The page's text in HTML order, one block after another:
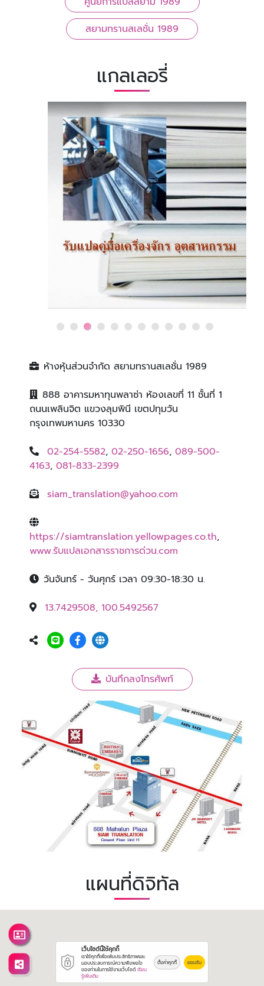
สยามทรานสเลชั่น 1989
แกลเลอรี่
ห้างหุ้นส่วนจำกัด สยามทรานสเลชั่น 1989
888 อาคารมหาทุนพลาซ่า ห้องเลขที่ 11 ชั้นที่ 1
ถนนเพลินจิต แขวงลุมพินี เขตปทุมวัน
กรุงเทพมหานคร 10330
02-254-5582, 02-250-1656, 089-500-
4163, 081-833-2399
siam_translation@yahoo.com
https://siamtranslation.yellowpages.co.th,
www.รับแปลเอกสารราชการด่วน.com
วันจันทร์ - วันศุกร์ เวลา 09:30-18:30 น.
13.7429508, 100.5492567
บันทึกลงโทรศัพท์
แผนที่ดิจิทัล
เว็บไซต์นี้ใช้คุกกี้
เราใช้คุกกี้เพื่อเพิ่มประสิทธิภาพและ
มอบประสบการณ์ความพึงพอใจ
ของท่านในการใช้งานเว็บไซต์ เรียน
รู้เพิ่มเติม
ตั้งค่าคุกกี้ ยอมรับ